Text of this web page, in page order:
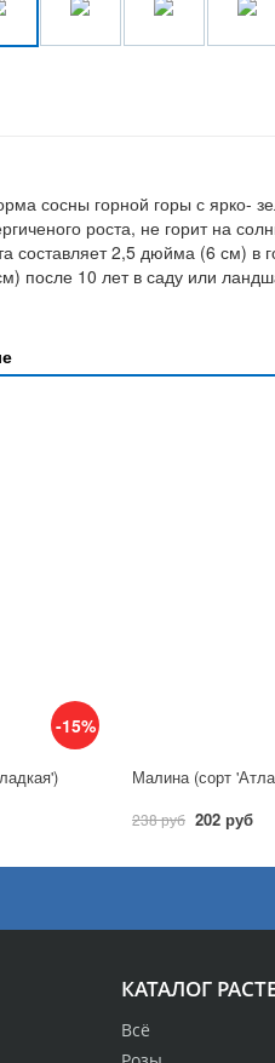
сосны горной горы с ярко-
роста, не горит на
составляет 2,5 дюйма (6 см)
после 10 лет в саду или
-15%
Малина (сорт
238 руб 202 руб
КАТАЛОГ
Всё